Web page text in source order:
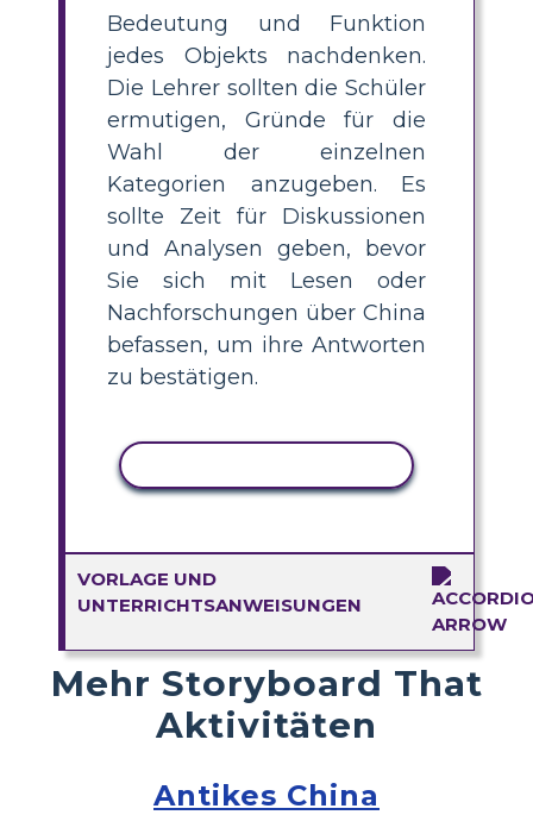
Bedeutung und Funktion
jedes Objekts nachdenken.
Die Lehrer sollten die Schüler
ermutigen, Gründe für die
Wahl der einzelnen
Kategorien anzugeben. Es
sollte Zeit für Diskussionen
und Analysen geben, bevor
Sie sich mit Lesen oder
Nachforschungen über China
befassen, um ihre Antworten
zu bestätigen.
VORLAGE UND
UNTERRICHTSANWEISUNGEN
Mehr Storyboard That
Aktivitäten
Antikes China